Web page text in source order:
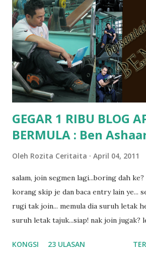
terasa jugak semakin teruk bila abg
kat salah satu tadika swasta ni.. tapi
pun tak tau.. pengsan aku bila ingat
mungkin sebab abg long sendiri jenis
masalah dyslexia.. tapi minor la.. nanti la
dyslexia tu.. lepas tu kami buat
GEGAR 1 RIBU BLOG
BERMULA : Ben
Oleh Rozita Ceritaita April 04, 2011
salam, join segmen lagi...boring dah
korang skip je dan baca entry lain ye...
rugi tak join... memula dia suruh letak
suruh letak tajuk...siap! nak join jugak?
KONGSI 23 ULASAN